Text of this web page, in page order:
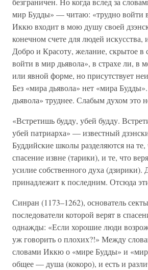
мир Будды» — читаю: «трудно войти
Иккю входит в мою душу своей
конечном счете для людей
Добро и Красоту, желание, скрытое в
войти в мир дьявола», в страхе ли, в
или явной форме, но присутствует
Без «мира дьявола» нет «мира
дьявола» труднее. Слабым духом это
«Встретишь будду, убей будду.
убей патриарха» — известный
Буддийские школы разделяются на те,
спасение извне (тарики), и те, что
усилие собственного духа (дзирики).
принадлежит к последним. Отсюда
Синран (1173–1262), основатель
последователи которой верят в
однажды: «Если хорошие люди
уж говорить о плохих?!» Между
словами Иккю о «мире Будды» и
общее — душа (кокоро), и есть и